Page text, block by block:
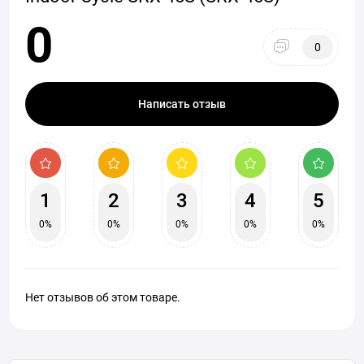
0 0
Написать отзыв
1
0%
2
0%
3
0%
4
0%
5
0%
Нет отзывов об этом товаре.